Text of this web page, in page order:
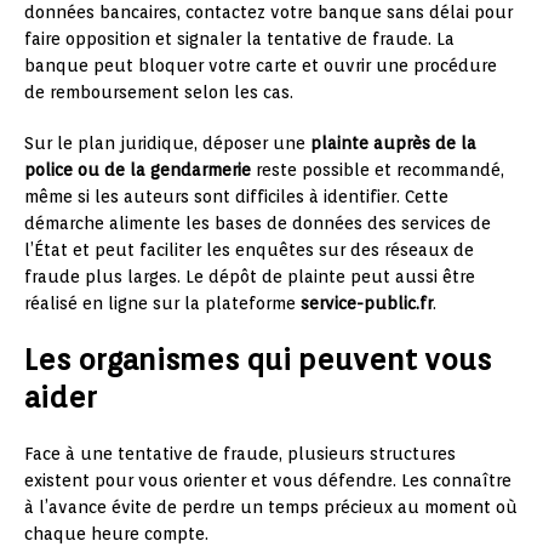
données bancaires, contactez votre banque sans délai pour
faire opposition et signaler la tentative de fraude. La
banque peut bloquer votre carte et ouvrir une procédure
de remboursement selon les cas.
Sur le plan juridique, déposer une plainte auprès de la
police ou de la gendarmerie reste possible et recommandé,
même si les auteurs sont difficiles à identifier. Cette
démarche alimente les bases de données des services de
l’État et peut faciliter les enquêtes sur des réseaux de
fraude plus larges. Le dépôt de plainte peut aussi être
réalisé en ligne sur la plateforme service-public.fr.
Les organismes qui peuvent vous
aider
Face à une tentative de fraude, plusieurs structures
existent pour vous orienter et vous défendre. Les connaître
à l’avance évite de perdre un temps précieux au moment où
chaque heure compte.